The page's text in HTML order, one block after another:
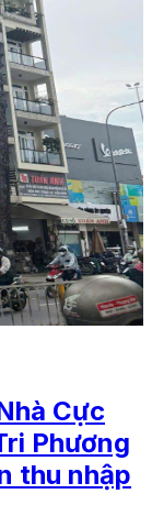
Cực
Phương
thu nhập